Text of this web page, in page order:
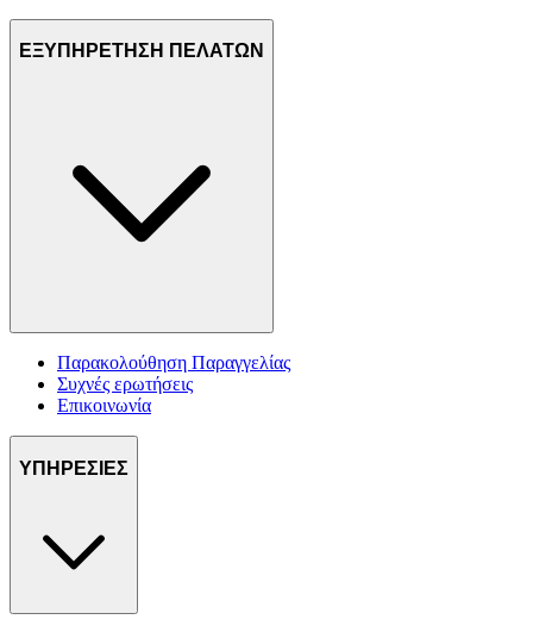
ΕΞΥΠΗΡΕΤΗΣΗ ΠΕΛΑΤΩΝ
Παρακολούθηση Παραγγελίας
Συχνές ερωτήσεις
Επικοινωνία
ΥΠΗΡΕΣΙΕΣ